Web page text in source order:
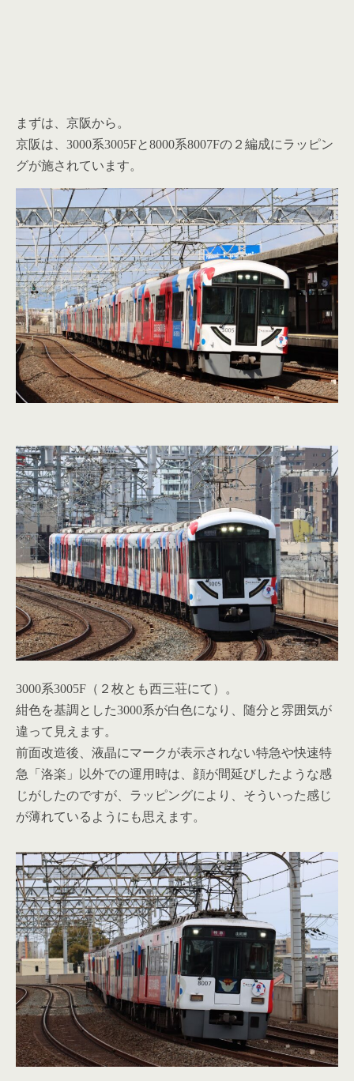
まずは、京阪から。
京阪は、3000系3005Fと8000系8007Fの２編成にラッピン
グが施されています。
3000系3005F（２枚とも西三荘にて）。
紺色を基調とした3000系が白色になり、随分と雰囲気が
違って見えます。
前面改造後、液晶にマークが表示されない特急や快速特
急「洛楽」以外での運用時は、顔が間延びしたような感
じがしたのですが、ラッピングにより、そういった感じ
が薄れているようにも思えます。